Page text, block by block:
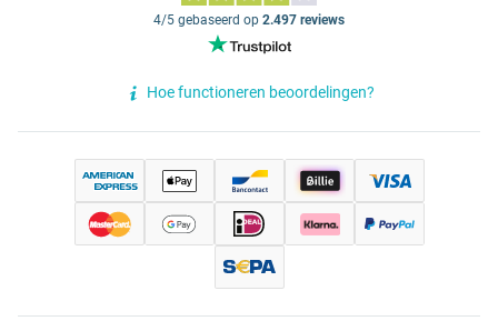
4/5 gebaseerd op 2.497 reviews
Hoe functioneren beoordelingen?